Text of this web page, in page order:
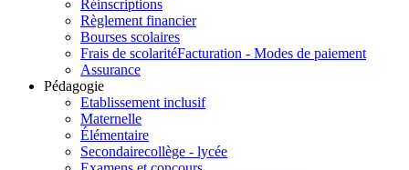
Réinscriptions
Règlement financier
Bourses scolaires
Frais de scolaritéFacturation - Modes de paiement
Assurance
Pédagogie
Etablissement inclusif
Maternelle
Élémentaire
Secondairecollège - lycée